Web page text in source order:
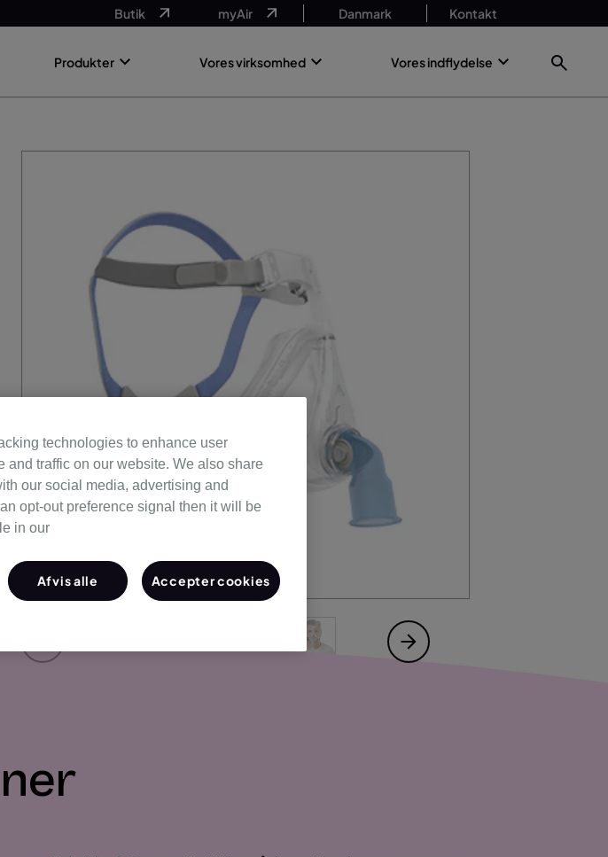
Butik myAir Danmark Kontakt
Produkter Vores virksomhed Vores indflydelse
technologies to enhance user
traffic on our website. We also share
our social media, advertising and
opt-out preference signal then it will be
in our
Afvis alle Accepter cookies